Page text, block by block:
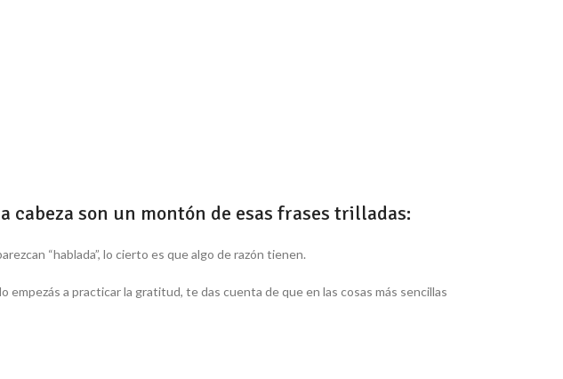
cabeza son un montón de esas frases trilladas:
“hablada”, lo cierto es que algo de razón tienen.
empezás a practicar la gratitud, te das cuenta de que en las cosas más sencillas